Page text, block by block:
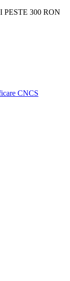
300 RON
CNCS